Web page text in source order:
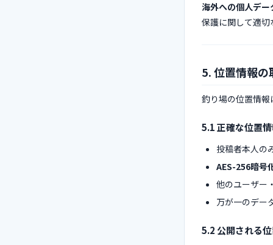
海外への個人デ
保護に関して適
5. 位置情報
釣り場の位置情
5.1 正確な位置
投稿者本人の
AES-256暗号
他のユーザー
万が一のデー
5.2 公開される